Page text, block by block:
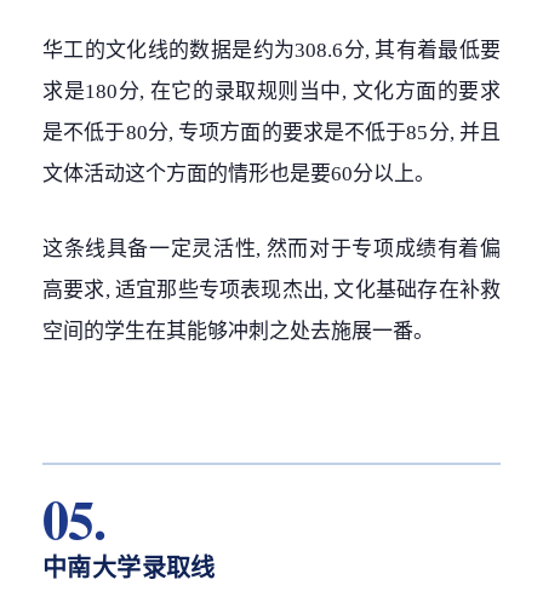
华工的文化线的数据是约为308.6分, 其有着最低要
求是180分, 在它的录取规则当中, 文化方面的要求
是不低于80分, 专项方面的要求是不低于85分, 并且
文体活动这个方面的情形也是要60分以上。
这条线具备一定灵活性, 然而对于专项成绩有着偏
高要求, 适宜那些专项表现杰出, 文化基础存在补救
空间的学生在其能够冲刺之处去施展一番。
05.
中南大学录取线